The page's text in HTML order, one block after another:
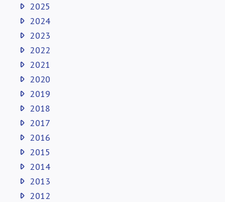
2025
2024
2023
2022
2021
2020
2019
2018
2017
2016
2015
2014
2013
2012